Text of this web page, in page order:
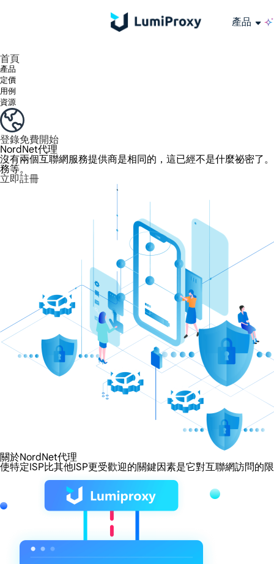
產品
首頁
產品
定價
用例
資源
登錄免費開始
NordNet代理
沒有兩個互聯網服務提供商是相同的，這已經不是什麼祕密了
務等。
立即註冊
關於NordNet代理
使特定ISP比其他ISP更受歡迎的關鍵因素是它對互聯網訪問